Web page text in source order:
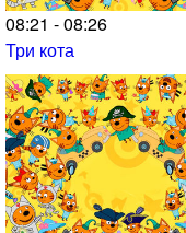
08:21 - 08:26
Три кота